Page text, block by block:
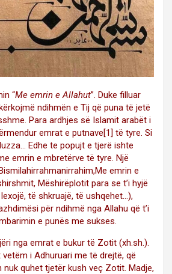
“Me emrin e Allahut”. Duke filluar
ndihmën e Tij që puna të jetë
Para ardhjes së Islamit arabët i
emrat e putnave[1] të tyre. Si
Edhe te popujt e tjerë ishte
emrin e mbretërve të tyre. Një
emrin e
Mëshirëplotit para se t’i hyjë
të shkruajë, të ushqehet…),
për ndihmë nga Allahu që t’i
e punës me sukses.
nga emrat e bukur të Zotit (xh.sh.).
i Adhuruari me të drejtë, që
nuk quhet tjetër kush veç Zotit. Madje,